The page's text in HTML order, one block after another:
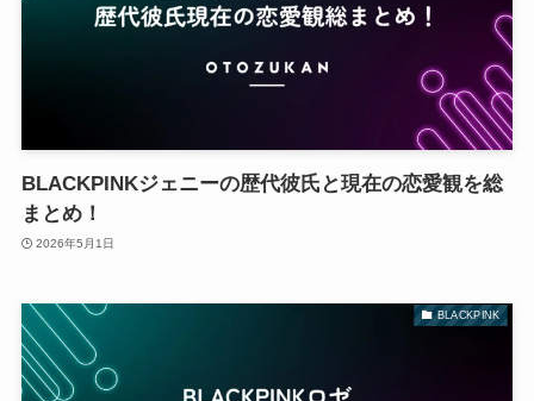
BLACKPINKジェニーの歴代彼氏と現在の恋愛観を総
まとめ！
2026年5月1日
BLACKPINK